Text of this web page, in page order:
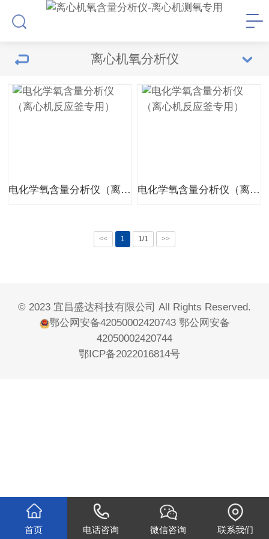
离心机氧分析仪
电化学氧含量分析仪（离心机反应釜专用） 电化学氧含量分析仪（离心机反应釜专用）
<< 1 1/1 >>
© 2023 宜昌盛达科技有限公司 All Rights Reserved.
鄂公网安备42050002420743 鄂公网安备
42050002420744
鄂ICP备2022016814号
首页 电话咨询 微信咨询 联系我们